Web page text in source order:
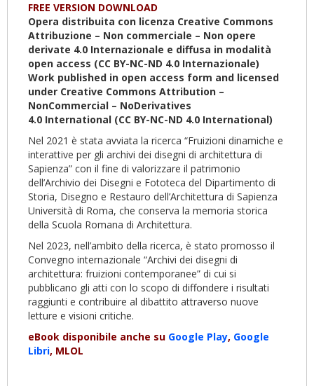
FREE VERSION DOWNLOAD
Opera distribuita con licenza Creative Commons
Attribuzione – Non commerciale – Non opere
derivate 4.0 Internazionale e diffusa in modalità
open access (CC BY-NC-ND 4.0 Internazionale)
Work published in open access form and licensed
under Creative Commons Attribution –
NonCommercial – NoDerivatives
4.0 International (CC BY-NC-ND 4.0 International)
Nel 2021 è stata avviata la ricerca “Fruizioni dinamiche e
interattive per gli archivi dei disegni di architettura di
Sapienza” con il fine di valorizzare il patrimonio
dell’Archivio dei Disegni e Fototeca del Dipartimento di
Storia, Disegno e Restauro dell’Architettura di Sapienza
Università di Roma, che conserva la memoria storica
della Scuola Romana di Architettura.
Nel 2023, nell’ambito della ricerca, è stato promosso il
Convegno internazionale “Archivi dei disegni di
architettura: fruizioni contemporanee” di cui si
pubblicano gli atti con lo scopo di diffondere i risultati
raggiunti e contribuire al dibattito attraverso nuove
letture e visioni critiche.
eBook disponibile anche su Google Play, Google
Libri, MLOL